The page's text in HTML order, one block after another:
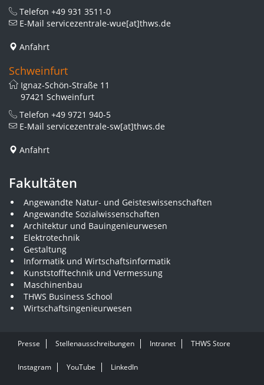
Telefon +49 931 3511-0
E-Mail servicezentrale-wue[at]thws.de
Anfahrt
Schweinfurt
Ignaz-Schön-Straße 11
97421 Schweinfurt
Telefon +49 9721 940-5
E-Mail servicezentrale-sw[at]thws.de
Anfahrt
Fakultäten
Angewandte Natur- und Geisteswissenschaften
Angewandte Sozialwissenschaften
Architektur und Bauingenieurwesen
Elektrotechnik
Gestaltung
Informatik und Wirtschaftsinformatik
Kunststofftechnik und Vermessung
Maschinenbau
THWS Business School
Wirtschaftsingenieurwesen
Presse Stellenausschreibungen Intranet THWS Store
Instagram YouTube LinkedIn